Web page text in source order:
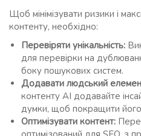
Щоб мінімізувати ризики і
контенту, необхідно:
Перевіряти унікальність:
для перевірки на
боку пошукових систем.
Додавати людський
контенту AI додавайте
думки, щоб покращити його
Оптимізувати контент: